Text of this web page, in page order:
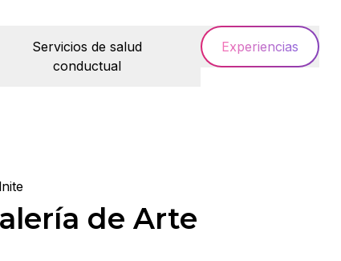
Servicios de salud
conductual
Experiencias
de Arte